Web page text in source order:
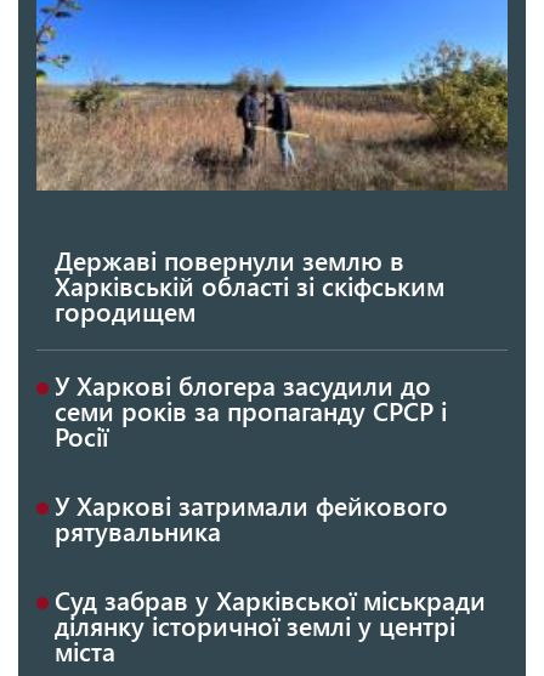
Державі повернули землю в
Харківській області зі скіфським
городищем
У Харкові блогера засудили до
семи років за пропаганду СРСР і
Росії
У Харкові затримали фейкового
рятувальника
Суд забрав у Харківської міськради
ділянку історичної землі у центрі
міста